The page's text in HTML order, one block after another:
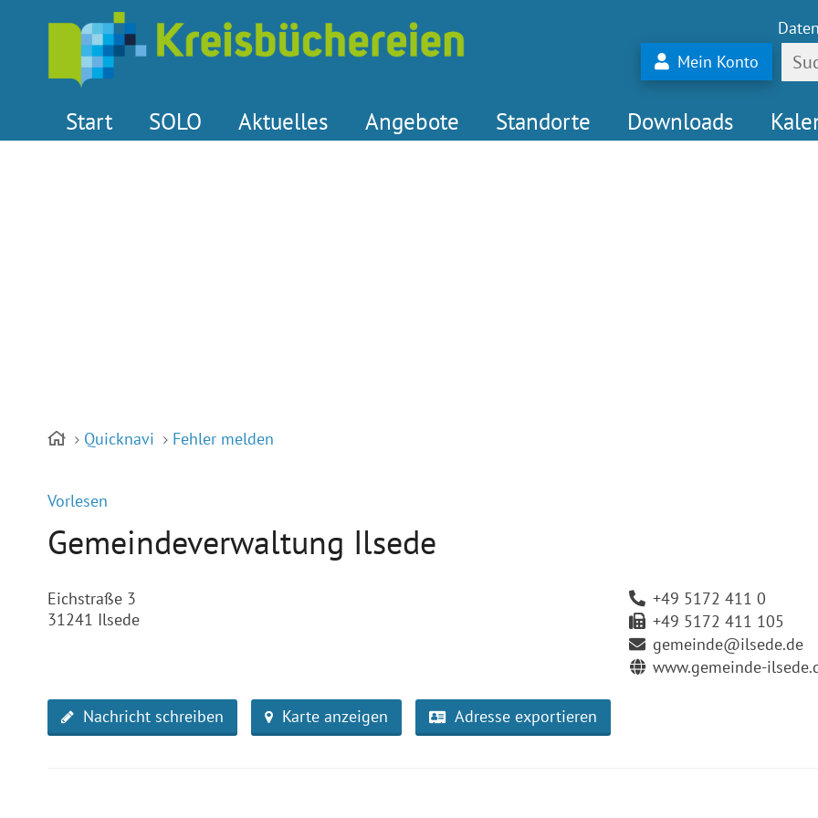
Mein Konto
Start SOLO Aktuelles Angebote Standorte Downloads
Quicknavi Fehler melden
Vorlesen
Gemeindeverwaltung Ilsede
Eichstraße 3
31241 Ilsede
+49 5172 411 0
+49 5172 411 105
gemeinde@ilsede.de
www.gemeinde-
Nachricht schreiben Karte anzeigen Adresse exportieren